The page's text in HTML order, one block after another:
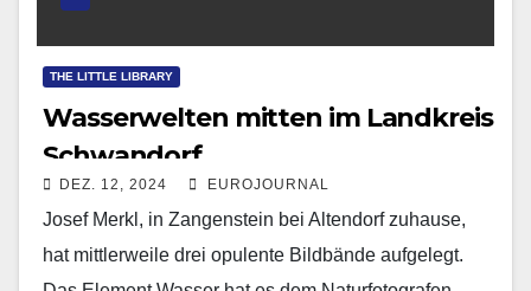
THE LITTLE LIBRARY
Wasserwelten mitten im Landkreis
Schwandorf
DEZ. 12, 2024 EUROJOURNAL
Josef Merkl, in Zangenstein bei Altendorf zuhause,
hat mittlerweile drei opulente Bildbände aufgelegt.